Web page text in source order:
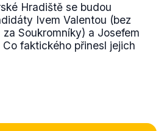
Hradiště se budou
Ivem Valentou (bez
Soukromníky) a Josefem
faktického přinesl jejich